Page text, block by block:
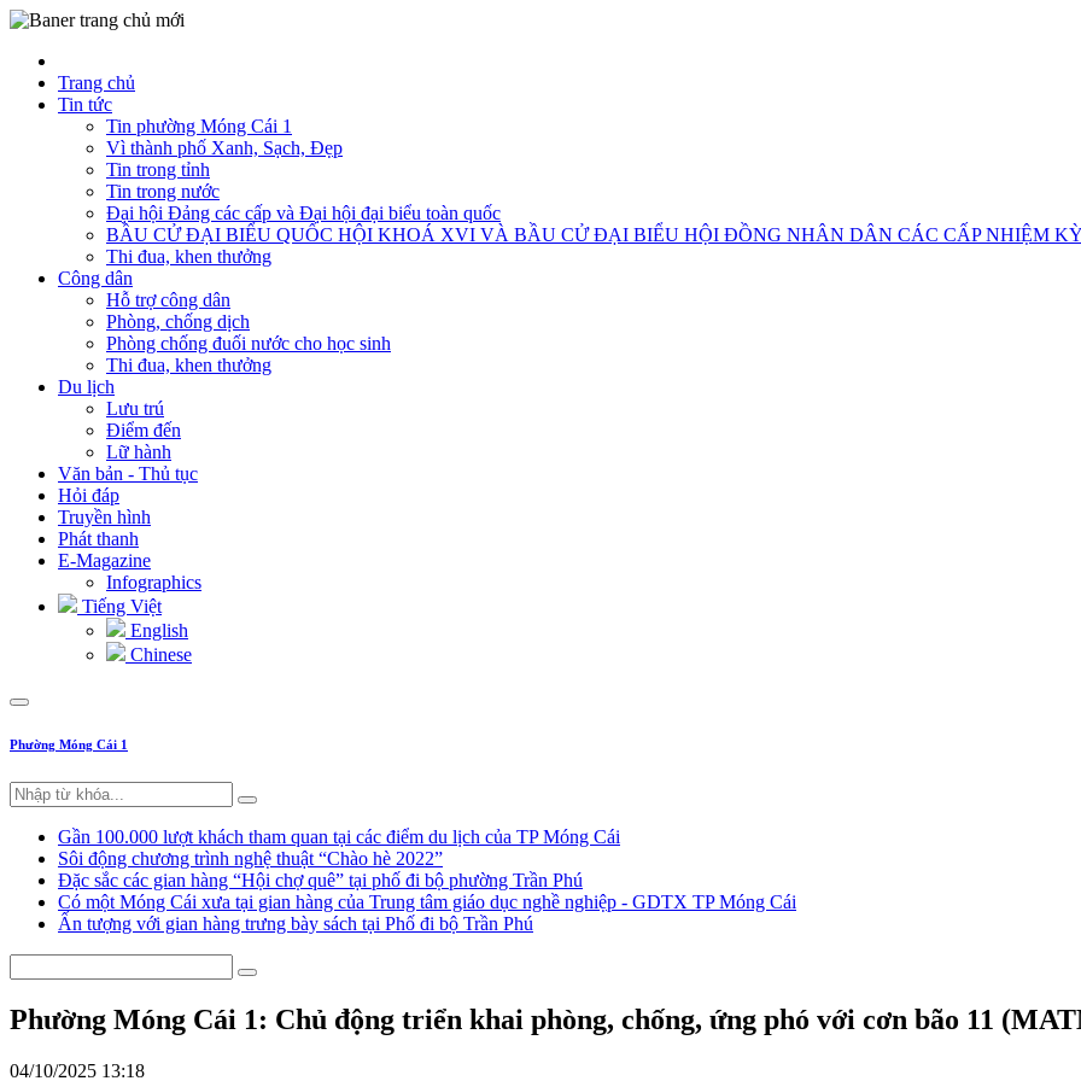
Trang chủ
Tin tức
Tin phường Móng Cái 1
Vì thành phố Xanh, Sạch, Đẹp
Tin trong tỉnh
Tin trong nước
Đại hội Đảng các cấp và Đại hội đại biểu toàn quốc
BẦU CỬ ĐẠI BIỂU QUỐC HỘI KHOÁ XVI VÀ BẦU CỬ ĐẠI BIỂU HỘI ĐỒNG NHÂN DÂN CÁC CẤP NHIỆM KỲ
Thi đua, khen thưởng
Công dân
Hỗ trợ công dân
Phòng, chống dịch
Phòng chống đuối nước cho học sinh
Thi đua, khen thưởng
Du lịch
Lưu trú
Điểm đến
Lữ hành
Văn bản - Thủ tục
Hỏi đáp
Truyền hình
Phát thanh
E-Magazine
Infographics
Tiếng Việt
English
Chinese
Phường Móng Cái 1
Gần 100.000 lượt khách tham quan tại các điểm du lịch của TP Móng Cái
Sôi động chương trình nghệ thuật “Chào hè 2022”
Đặc sắc các gian hàng “Hội chợ quê” tại phố đi bộ phường Trần Phú
Có một Móng Cái xưa tại gian hàng của Trung tâm giáo dục nghề nghiệp - GDTX TP Móng Cái
Ấn tượng với gian hàng trưng bày sách tại Phố đi bộ Trần Phú
Phường Móng Cái 1: Chủ động triển khai phòng, chống, ứng phó với cơn bão 11
04/10/2025 13:18